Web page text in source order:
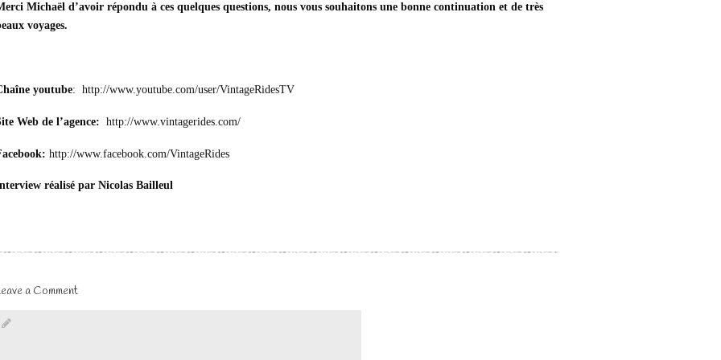
Michaël d’avoir répondu à ces quelques questions, nous vous souhaitons une bonne continuation et de très
voyages.
youtube: http://www.youtube.com/user/VintageRidesTV
Web de l’agence: http://www.vintagerides.com/
http://www.facebook.com/VintageRides
réalisé par Nicolas Bailleul
a Comment